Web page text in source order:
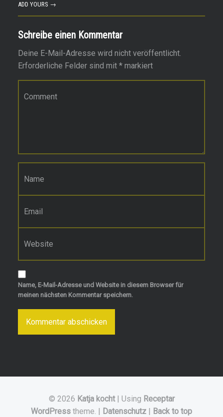
ADD YOURS →
Schreibe einen Kommentar
Deine E-Mail-Adresse wird nicht veröffentlicht.
Erforderliche Felder sind mit *markiert
Name
*
Website
Name, E-Mail-Adresse und Website in diesem Browser für
meinen nächsten Kommentar speichern.
© 2026 Katja kocht Using Receptar
WordPress theme. Datenschutz Back to top